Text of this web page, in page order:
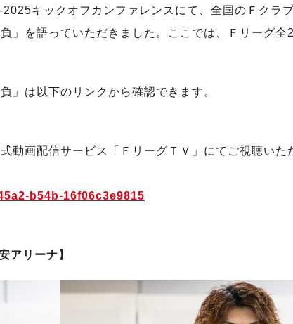
キックオフカンファレンスにて、全国のＦクラ
」を語っていただきました。ここでは、Ｆリーグ全
」は以下のリンクから確認できます。
動画配信サービス「ＦリーグＴＶ」にてご視聴いた
b54b-16f06c3e9815
アリーナ】